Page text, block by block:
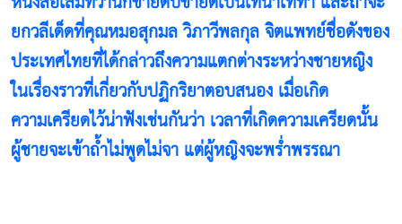
ยกวลีเด็ดที่คุณหมอสุกมล วิภาวีพลกุล จิตแพทย์ชื่อดังของ
ประเทศไทยที่ได้กล่าวถึงความแตกต่างระหว่างชายหญิง
ในเรื่องราวที่เกี่ยวกับปฏิกริยาตอบสนอง เมื่อเกิด
ความเครียดไว้น่าฟังเช่นกันว่า เวลาที่เกิดความเครียดนั้น
ผู้ชายจะเข้าถ้ำไม่พูดไม่จา แต่ผู้หญิงจะพร่ำพรรณา